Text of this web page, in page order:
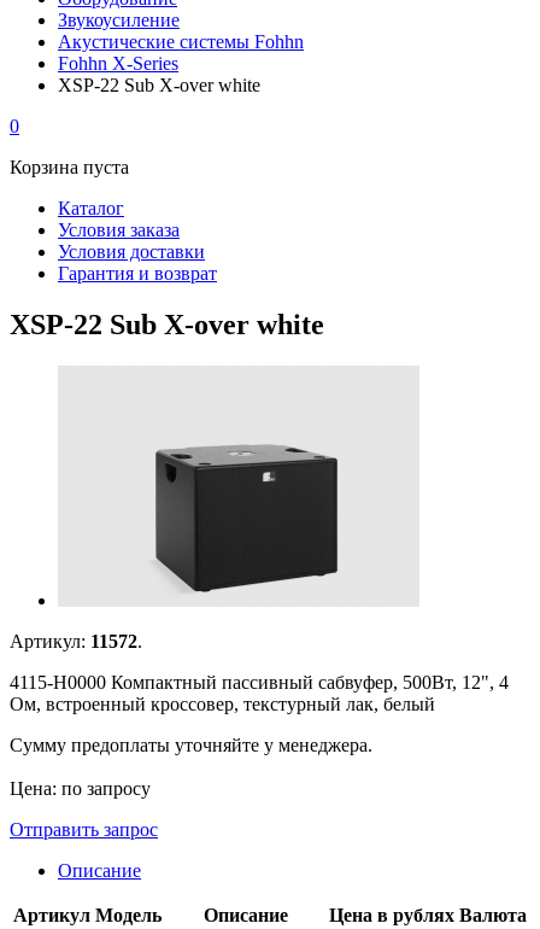
Звукоусиление
Акустические системы Fohhn
Fohhn X-Series
XSP-22 Sub X-over white
0
Корзина пуста
Каталог
Условия заказа
Условия доставки
Гарантия и возврат
XSP-22 Sub X-over white
Артикул: 11572.
4115-H0000 Компактный пассивный сабвуфер, 500Вт, 12", 4
Ом, встроенный кроссовер, текстурный лак, белый
Сумму предоплаты уточняйте у менеджера.
Цена: по запросу
Отправить запрос
Описание
Артикул Модель Описание Цена в рублях Валюта